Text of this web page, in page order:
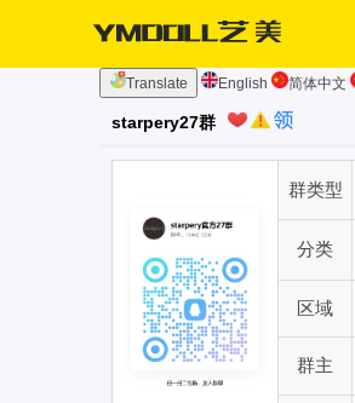
Translate English 简体中文
starpery27群
群类型
分类
区域
群主